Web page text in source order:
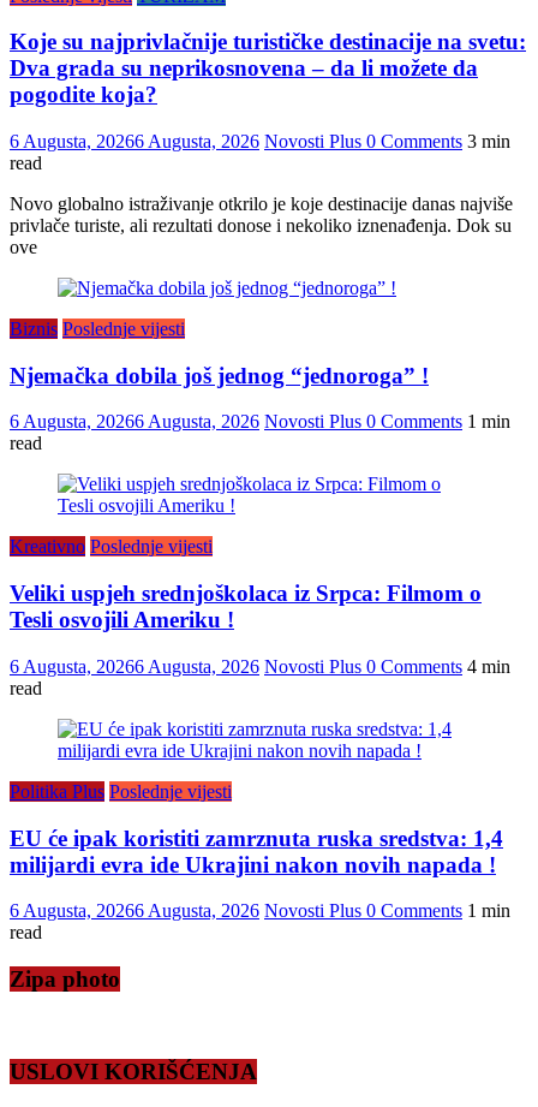
Koje su najprivlačnije turističke destinacije na svetu:
Dva grada su neprikosnovena – da li možete da
pogodite koja?
6 Augusta, 20266 Augusta, 2026 Novosti Plus 0 Comments 3 min
read
Novo globalno istraživanje otkrilo je koje destinacije danas najviše
privlače turiste, ali rezultati donose i nekoliko iznenađenja. Dok su
ove
Biznis Poslednje vijesti
Njemačka dobila još jednog “jednoroga” !
6 Augusta, 20266 Augusta, 2026 Novosti Plus 0 Comments 1 min
read
Kreativno Poslednje vijesti
Veliki uspjeh srednjoškolaca iz Srpca: Filmom o
Tesli osvojili Ameriku !
6 Augusta, 20266 Augusta, 2026 Novosti Plus 0 Comments 4 min
read
Politika Plus Poslednje vijesti
EU će ipak koristiti zamrznuta ruska sredstva: 1,4
milijardi evra ide Ukrajini nakon novih napada !
6 Augusta, 20266 Augusta, 2026 Novosti Plus 0 Comments 1 min
read
Zipa photo
USLOVI KORIŠĆENJA